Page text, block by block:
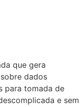
que gera
dados
para tomada de
e sem